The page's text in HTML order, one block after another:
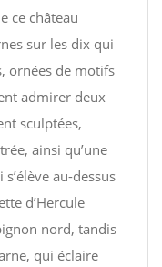
ce château
sur les dix qui
ornées de motifs
admirer deux
sculptées,
ainsi qu’une
au-dessus
d’Hercule
nord, tandis
qui éclaire